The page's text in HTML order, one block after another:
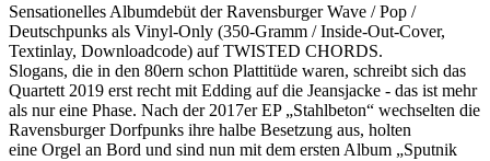
Sensationelles Albumdebüt der Ravensburger Wave / Pop /
Deutschpunks als Vinyl-Only (350-Gramm / Inside-Out-Cover,
Textinlay, Downloadcode) auf TWISTED CHORDS.
Slogans, die in den 80ern schon Plattitüde waren, schreibt sich das
Quartett 2019 erst recht mit Edding auf die Jeansjacke - das ist mehr
als nur eine Phase. Nach der 2017er EP „Stahlbeton“ wechselten die
Ravensburger Dorfpunks ihre halbe Besetzung aus, holten
eine Orgel an Bord und sind nun mit dem ersten Album „Sputnik